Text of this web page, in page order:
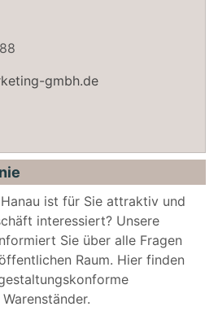
gmbh.de
ist für Sie attraktiv und
interessiert? Unsere
Sie über alle Fragen
Raum. Hier finden